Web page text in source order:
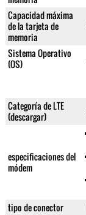
Capacidad máxima
de la tarjeta de
memoria
Sistema Operativo
(OS)
Categoría de LTE
(descargar)
especificaciones del
módem
tipo de conector